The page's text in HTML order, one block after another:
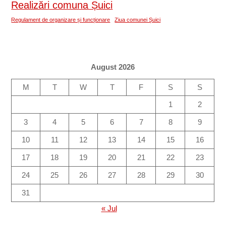
Realizări comuna Șuici
Regulament de organizare și funcționare Ziua comunei Șuici
August 2026
M T W T F S
S
1
2
3 4 5 6 7 8 9
10 11 12 13 14 15 16
17 18 19 20 21 22 23
24 25 26 27 28 29 30
31
« Jul